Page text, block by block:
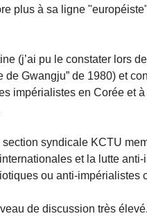
plus à sa ligne
(j’ai pu le constater lors
Gwangju” de 1980) et
impérialistes en Corée et
syndicale KCTU
et la lutte
ou anti-impérialistes
de discussion très